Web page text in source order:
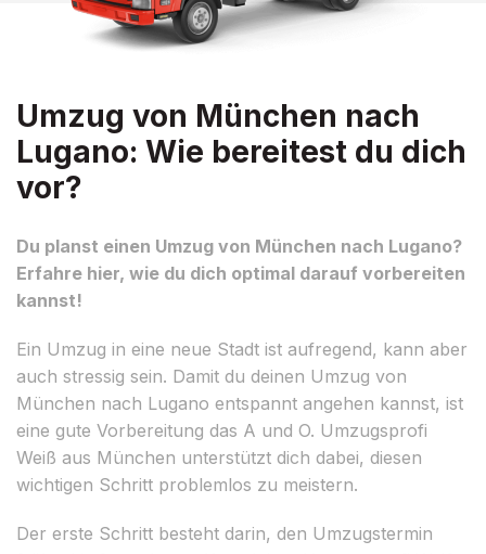
Umzug von München nach
Lugano: Wie bereitest du dich
vor?
Du planst einen Umzug von München nach Lugano?
Erfahre hier, wie du dich optimal darauf vorbereiten
kannst!
Ein Umzug in eine neue Stadt ist aufregend, kann aber
auch stressig sein. Damit du deinen Umzug von
München nach Lugano entspannt angehen kannst, ist
eine gute Vorbereitung das A und O. Umzugsprofi
Weiß aus München unterstützt dich dabei, diesen
wichtigen Schritt problemlos zu meistern.
Der erste Schritt besteht darin, den Umzugstermin